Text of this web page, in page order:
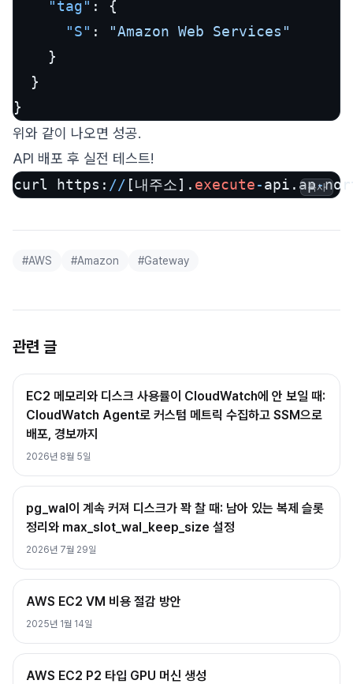
"tag" :
{
"S" :
"Amazon Web Services"
}
}
}
위와 같이 나오면 성공.
API 배포 후 실전 테스트!
curl https: // [내주소]. execute-api.ap-
복사
#AWS #Amazon #Gateway
관련 글
EC2 메모리와 디스크 사용률이 CloudWatch에 안 보일 때:
CloudWatch Agent로 커스텀 메트릭 수집하고 SSM으로
배포, 경보까지
2026년 8월 5일
pg_wal이 계속 커져 디스크가 꽉 찰 때: 남아 있는 복제 슬롯
정리와 max_slot_wal_keep_size 설정
2026년 7월 29일
AWS EC2 VM 비용 절감 방안
2025년 1월 14일
AWS EC2 P2 타입 GPU 머신 생성